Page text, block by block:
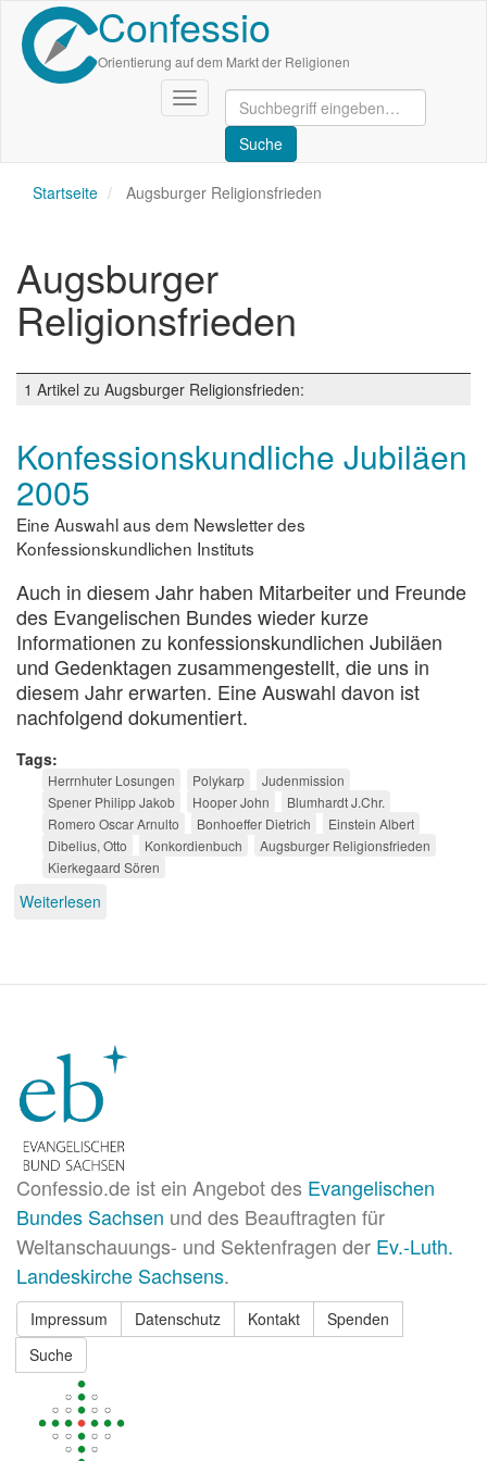
Direkt
zum
Inhalt
Confessio
Orientierung auf dem Markt der Religionen
Navigation
aktivieren/deaktivieren
Startseite Augsburger Religionsfrieden
Augsburger
Religionsfrieden
1 Artikel zu Augsburger Religionsfrieden:
Konfessionskundliche Jubiläen
2005
Eine Auswahl aus dem Newsletter des
Konfessionskundlichen Instituts
Auch in diesem Jahr haben Mitarbeiter und Freunde
des Evangelischen Bundes wieder kurze
Informationen zu konfessionskundlichen Jubiläen
und Gedenktagen zusammengestellt, die uns in
diesem Jahr erwarten. Eine Auswahl davon ist
nachfolgend dokumentiert.
Tags
Herrnhuter Losungen Polykarp
Judenmission
Spener Philipp Jakob
Hooper John
Blumhardt J.Chr.
Romero Oscar Arnulto
Bonhoeffer Dietrich
Einstein Albert
Dibelius, Otto
Konkordienbuch
Augsburger Religionsfrieden
Kierkegaard Sören
Weiterlesen
Confessio.de ist ein Angebot des Evangelischen
Bundes Sachsen und des Beauftragten für
Weltanschauungs- und Sektenfragen der Ev.-Luth.
Landeskirche Sachsens.
Impressum Datenschutz Kontakt
Spenden
Suche